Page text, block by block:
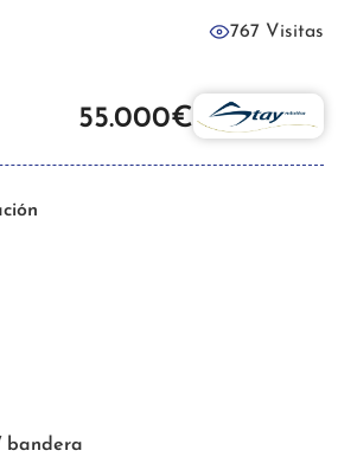
767 Visitas
55.000€
bandera